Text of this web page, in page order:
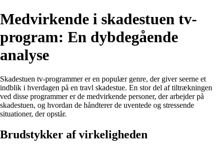
Medvirkende i skadestuen tv-
program: En dybdegående
analyse
Skadestuen tv-programmer er en populær genre, der giver seerne et
indblik i hverdagen på en travl skadestue. En stor del af tiltrækningen
ved disse programmer er de medvirkende personer, der arbejder på
skadestuen, og hvordan de håndterer de uventede og stressende
situationer, der opstår.
Brudstykker af virkeligheden